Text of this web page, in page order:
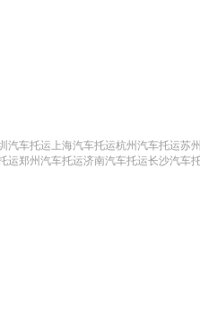
汽车托运 上海汽车托运杭州汽车托运苏
运郑州汽车托运济南汽车托运长沙汽车